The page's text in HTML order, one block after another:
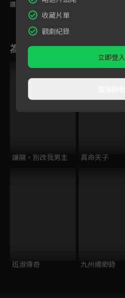
道君主，甜寵古裝爆笑
為您推薦
讓開，別改我男主 真命天子
班淑傳奇 九州縹緲錄
收藏片單
觀劇紀錄
立即登入